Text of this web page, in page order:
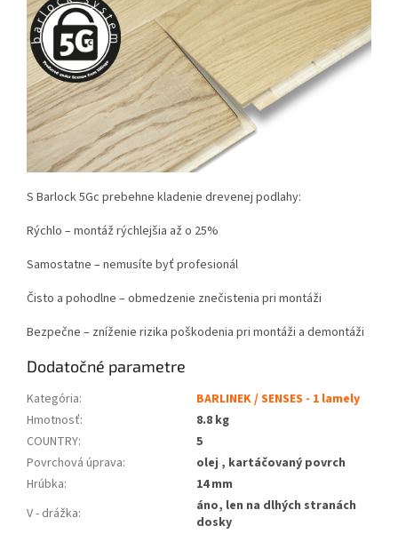
S Barlock 5Gc prebehne kladenie drevenej podlahy:
Rýchlo – montáž rýchlejšia až o 25%
Samostatne – nemusíte byť profesionál
Čisto a pohodlne – obmedzenie znečistenia pri montáži
Bezpečne – zníženie rizika poškodenia pri montáži a demontáži
Dodatočné parametre
Kategória:
BARLINEK / SENSES - 1 lamely
Hmotnosť:
8.8 kg
COUNTRY:
5
Povrchová úprava:
olej , kartáčovaný povrch
Hrúbka:
14 mm
V - drážka:
áno, len na dlhých stranách
dosky